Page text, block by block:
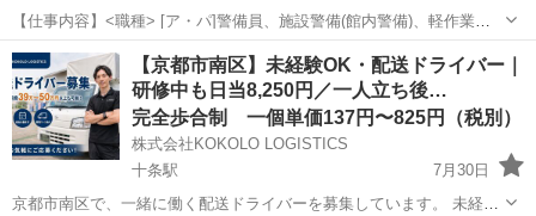
【仕事内容】<職種> [ア・パ]警備員、施設警備(館内警備)、軽作業・
物流その他 <雇用形態> アルバイト・パート <給与> [ア・パ]日給
11,800円～24,000円 交通費:一部支給 日給 124,000円 211,800円...
アルバイト・パート
【京都市南区】未経験OK・配送ドライバー｜
研修中も日当8,250円／一人立ち後…
完全歩合制 一個単価137円〜825円（税別）
株式会社KOKOLO LOGISTICS
十条駅
7月30日
京都市南区で、一緒に働く配送ドライバーを募集しています。 未経験